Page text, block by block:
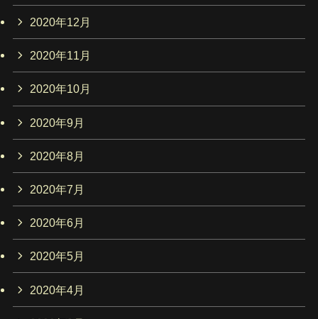
2020年12月
2020年11月
2020年10月
2020年9月
2020年8月
2020年7月
2020年6月
2020年5月
2020年4月